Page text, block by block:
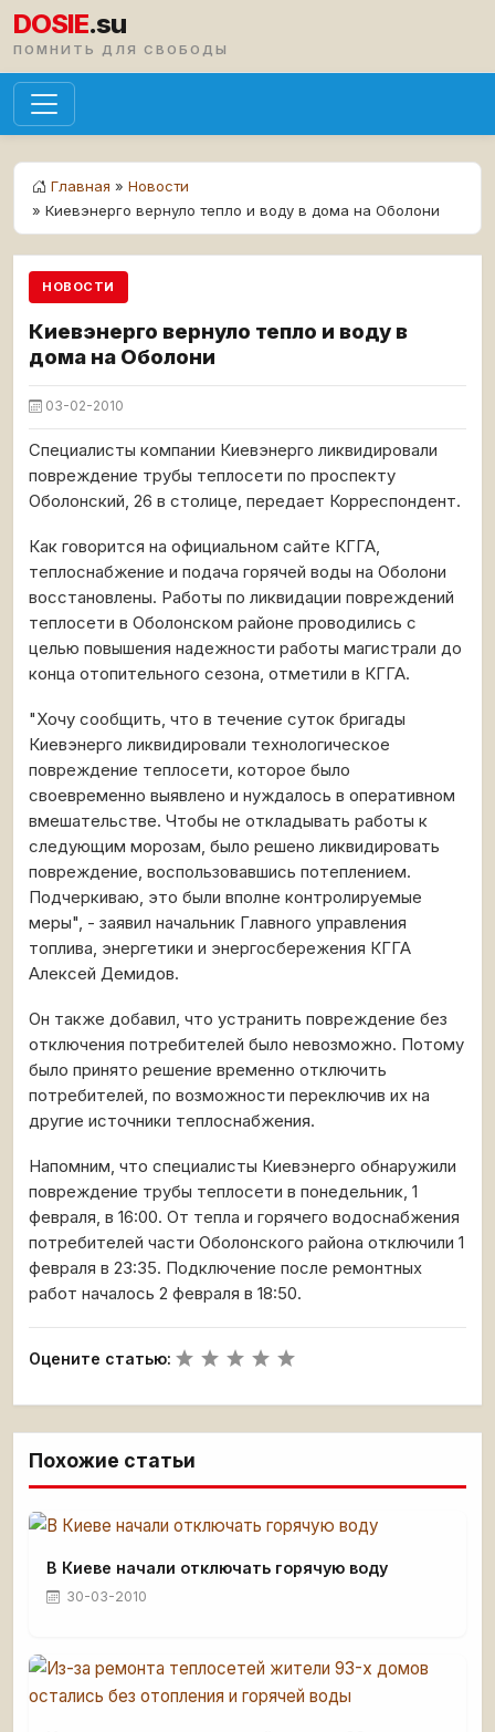
DOSIE.su
ПОМНИТЬ ДЛЯ СВОБОДЫ
Главная » Новости
» Киевэнерго вернуло тепло и воду в дома на Оболони
НОВОСТИ
Киевэнерго вернуло тепло и воду в
дома на Оболони
03-02-2010
Специалисты компании Киевэнерго ликвидировали
повреждение трубы теплосети по проспекту
Оболонский, 26 в столице, передает Корреспондент.
Как говорится на официальном сайте КГГА,
теплоснабжение и подача горячей воды на Оболони
восстановлены. Работы по ликвидации повреждений
теплосети в Оболонском районе проводились с
целью повышения надежности работы магистрали до
конца отопительного сезона, отметили в КГГА.
"Хочу сообщить, что в течение суток бригады
Киевэнерго ликвидировали технологическое
повреждение теплосети, которое было
своевременно выявлено и нуждалось в оперативном
вмешательстве. Чтобы не откладывать работы к
следующим морозам, было решено ликвидировать
повреждение, воспользовавшись потеплением.
Подчеркиваю, это были вполне контролируемые
меры", - заявил начальник Главного управления
топлива, энергетики и энергосбережения КГГА
Алексей Демидов.
Он также добавил, что устранить повреждение без
отключения потребителей было невозможно. Потому
было принято решение временно отключить
потребителей, по возможности переключив их на
другие источники теплоснабжения.
Напомним, что специалисты Киевэнерго обнаружили
повреждение трубы теплосети в понедельник, 1
февраля, в 16:00. От тепла и горячего водоснабжения
потребителей части Оболонского района отключили 1
февраля в 23:35. Подключение после ремонтных
работ началось 2 февраля в 18:50.
Оцените статью:
Похожие статьи
В Киеве начали отключать горячую воду
30-03-2010